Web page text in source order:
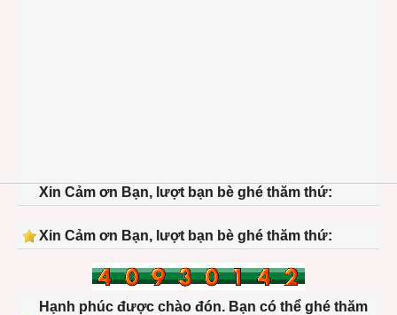
Xin Cảm ơn Bạn, lượt bạn bè ghé thăm thứ:
Xin Cảm ơn Bạn, lượt bạn bè ghé thăm thứ:
Hạnh phúc được chào đón. Bạn có thể ghé thăm